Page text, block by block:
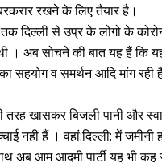
रखने के लिए तैयार है।
तक दिल्ली से उप्र के लोगो के
अब सोचने की बात यह हैं कि
सहयोग व समर्थन आदि मांग
तरह खासकर बिजली पानी और
नही हैं । वहां:दिल्ली: में
अब आम आदमी पार्टी यह भी कह